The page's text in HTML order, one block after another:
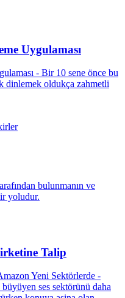
Uygulaması
- Bir 10 sene önce bu
dinlemek oldukça zahmetli
bulunmanın ve
yoludur.
Talip
Yeni Sektörlerde -
ses sektörünü daha